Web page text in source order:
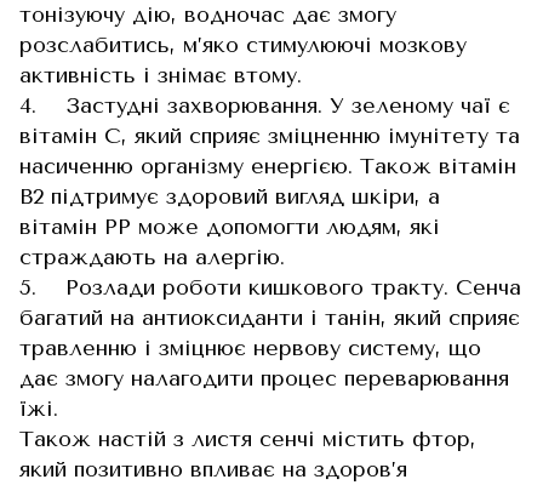
тонізуючу дію, водночас дає змогу
розслабитись, м’яко стимулюючі мозкову
активність і знімає втому.
4. Застудні захворювання. У зеленому чаї є
вітамін С, який сприяє зміцненню імунітету та
насиченню організму енергією. Також вітамін
В2 підтримує здоровий вигляд шкіри, а
вітамін РР може допомогти людям, які
страждають на алергію.
5. Розлади роботи кишкового тракту. Сенча
багатий на антиоксиданти і танін, який сприяє
травленню і зміцнює нервову систему, що
дає змогу налагодити процес переварювання
їжі.
Також настій з листя сенчі містить фтор,
який позитивно впливає на здоров’я